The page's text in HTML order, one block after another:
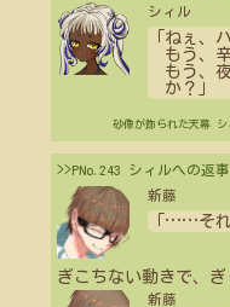
シィル
「ねぇ、
もう、
もう、
か？」
砂像が飾られた天幕 シ
>>PNo.243 シィルへの返事
新藤
……そ
ぎこちない動きで、ぎ
新藤